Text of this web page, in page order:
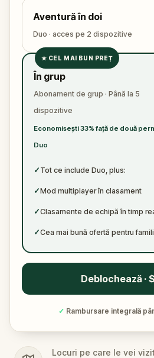
vedere. Nu uita să ai la tine un
adevărul e în detalii.
Aventură în doi
Duo · acces pe 2 dispozitive
✓
✓
★ CEL MAI BUN PREȚ
În grup
Abonament de grup · Până la 5
dispozitive
Economisești 33% față de două
Duo
✓ Tot ce include Duo, plus:
✓Mod multiplayer în clasament
✓Clasamente de echipă în timp
✓Cea mai bună ofertă pentru
Deblochează ·
✓ Rambursare integrală
Locuri pe care le vei